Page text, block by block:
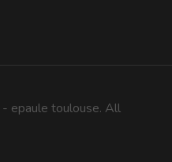
- epaule toulouse. All